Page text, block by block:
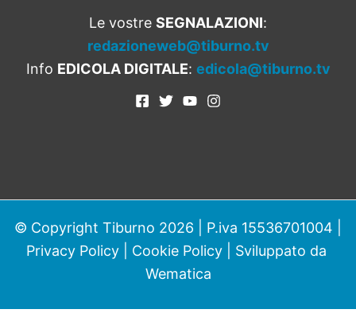
Le vostre SEGNALAZIONI:
redazioneweb@tiburno.tv
Info EDICOLA DIGITALE: edicola@tiburno.tv
© Copyright Tiburno 2026 | P.iva 15536701004 |
Privacy Policy| Cookie Policy| Sviluppato da
Wematica